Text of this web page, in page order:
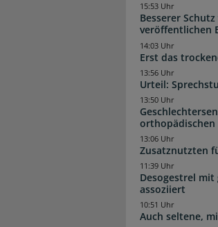
Besserer
veröffentlichen
15:53 Uhr
Erst das
14:03 Uhr
Urteil:
13:56 Uhr
orthopädischen
13:50 Uhr
Zusatznutzten
13:06 Uhr
Desogestrel
assoziiert
11:39 Uhr
Auch seltene,
10:51 Uhr